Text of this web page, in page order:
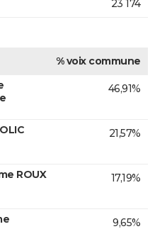
23 174
% voix commune
46,91%
21,57%
ROUX
17,19%
9,65%